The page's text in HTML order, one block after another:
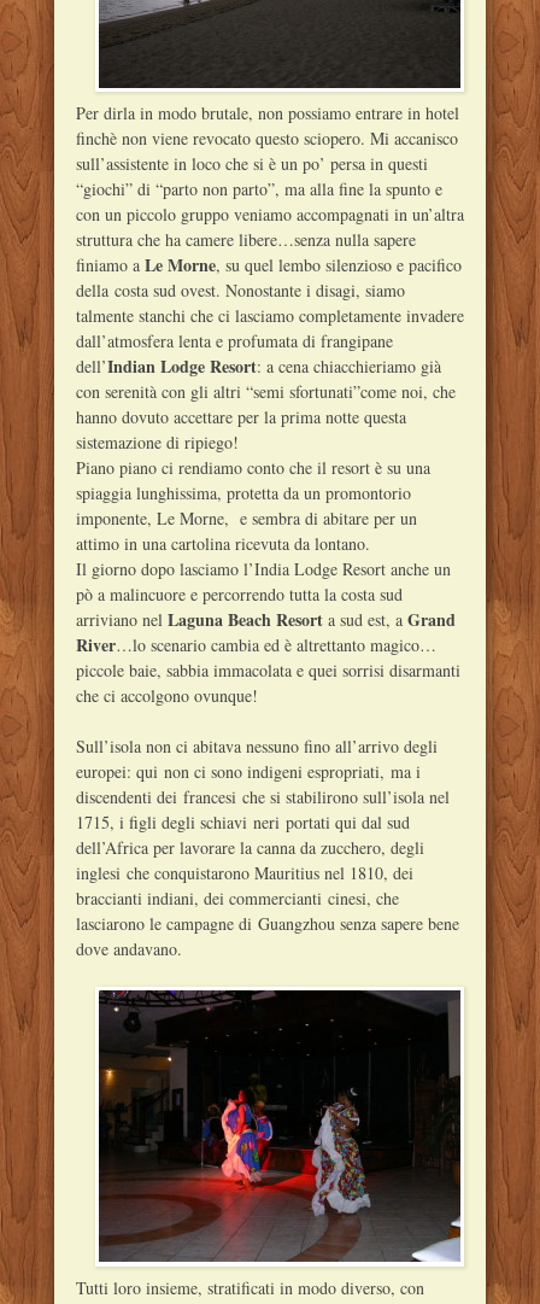
Per dirla in modo brutale, non possiamo entrare in hotel
finchè non viene revocato questo sciopero. Mi accanisco
sull’assistente in loco che si è un po’ persa in questi
“giochi” di “parto non parto”, ma alla fine la spunto e
con un piccolo gruppo veniamo accompagnati in un’altra
struttura che ha camere libere…senza nulla sapere
finiamo a Le Morne, su quel lembo silenzioso e pacifico
della costa sud ovest. Nonostante i disagi, siamo
talmente stanchi che ci lasciamo completamente invadere
dall’atmosfera lenta e profumata di frangipane
dell’Indian Lodge Resort: a cena chiacchieriamo già
con serenità con gli altri “semi sfortunati”come noi, che
hanno dovuto accettare per la prima notte questa
sistemazione di ripiego!
Piano piano ci rendiamo conto che il resort è su una
spiaggia lunghissima, protetta da un promontorio
imponente, Le Morne, e sembra di abitare per un
attimo in una cartolina ricevuta da lontano.
Il giorno dopo lasciamo l’India Lodge Resort anche un
pò a malincuore e percorrendo tutta la costa sud
arriviano nel Laguna Beach Resorta sud est, a Grand
River…lo scenario cambia ed è altrettanto magico…
piccole baie, sabbia immacolata e quei sorrisi disarmanti
che ci accolgono ovunque!
Sull’isola non ci abitava nessuno fino all’arrivo degli
europei: qui non ci sono indigeni espropriati, ma i
discendenti dei francesi che si stabilirono sull’isola nel
1715, i figli degli schiavi neri portati qui dal sud
dell’Africa per lavorare la canna da zucchero, degli
inglesi che conquistarono Mauritius nel 1810, dei
braccianti indiani, dei commercianti cinesi, che
lasciarono le campagne di Guangzhou senza sapere bene
dove andavano.
Tutti loro insieme, stratificati in modo diverso, con